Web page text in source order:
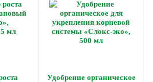
Удобрение органическое